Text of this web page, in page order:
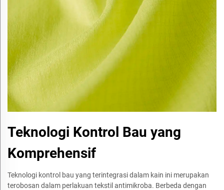
Teknologi Kontrol Bau yang
Komprehensif
Teknologi kontrol bau yang terintegrasi dalam kain ini merupakan
terobosan dalam perlakuan tekstil antimikroba. Berbeda dengan